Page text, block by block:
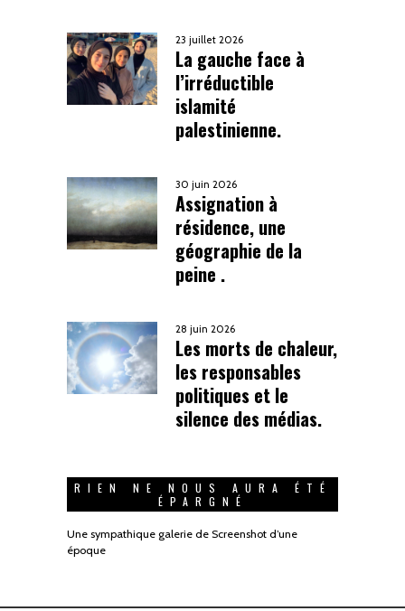
23 juillet 2026
La gauche face à
l’irréductible
islamité
palestinienne.
30 juin 2026
Assignation à
résidence, une
géographie de la
peine .
28 juin 2026
Les morts de chaleur,
les responsables
politiques et le
silence des médias.
RIEN NE NOUS AURA ÉTÉ
ÉPARGNÉ
Une sympathique galerie de Screenshot d’une
époque